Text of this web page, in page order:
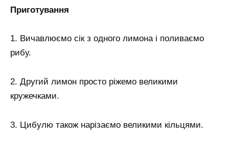
Приготування
1. Вичавлюємо сік з одного лимона і поливаємо
рибу.
2. Другий лимон просто ріжемо великими
кружечками.
3. Цибулю також нарізаємо великими кільцями.